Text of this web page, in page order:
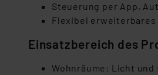
Steuerung per App,
Flexibel erweiterbares
Einsatzbereich des
Wohnräume: Licht